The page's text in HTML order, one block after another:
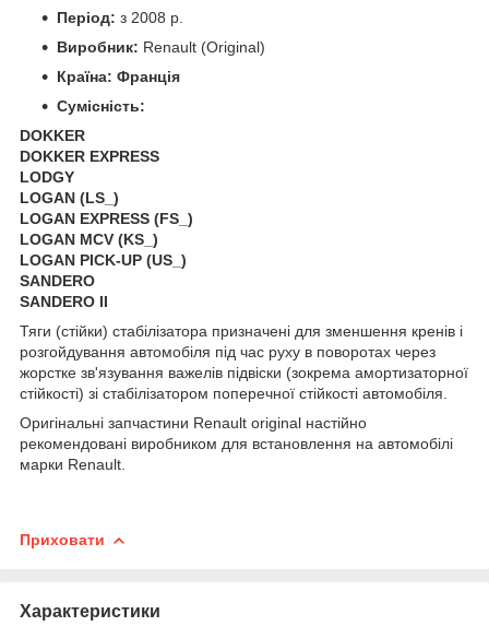
Період: з 2008 р.
Виробник: Renault (Original)
Країна: Франція
Сумісність:
DOKKER
DOKKER EXPRESS
LODGY
LOGAN (LS_)
LOGAN EXPRESS (FS_)
LOGAN MCV (KS_)
LOGAN PICK-UP (US_)
SANDERO
SANDERO II
Тяги (стійки) стабілізатора призначені для зменшення кренів і
розгойдування автомобіля під час руху в поворотах через
жорстке зв'язування важелів підвіски (зокрема амортизаторної
стійкості) зі стабілізатором поперечної стійкості автомобіля.
Оригінальні запчастини Renault original настійно
рекомендовані виробником для встановлення на автомобілі
марки Renault.
Приховати
Характеристики